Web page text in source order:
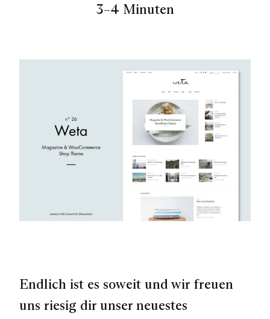
3–4 Minuten
Endlich ist es soweit und wir freuen
uns riesig dir unser neuestes